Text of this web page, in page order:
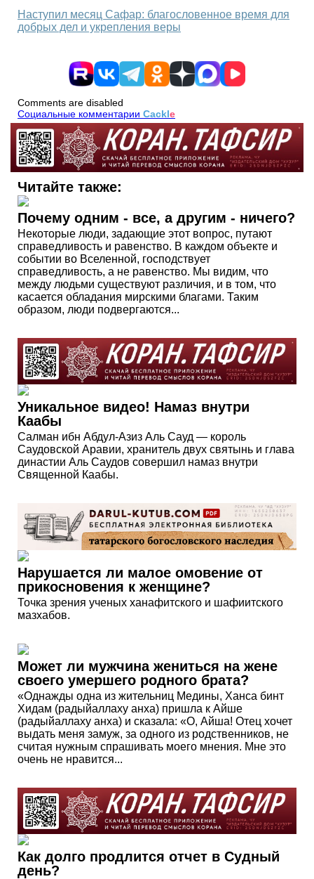
Наступил месяц Сафар: благословенное время для
добрых дел и укрепления веры
Comments are disabled
Социальные комментарии Cackle
Читайте также:
Почему одним - все, а другим - ничего?
Некоторые люди, задающие этот вопрос, путают
справедливость и равенство. В каждом объекте и
событии во Вселенной, господствует
справедливость, а не равенство. Мы видим, что
между людьми существуют различия, и в том, что
касается обладания мирскими благами. Таким
образом, люди подвергаются...
Уникальное видео! Намаз внутри
Каабы
Салман ибн Абдул-Азиз Аль Сауд — король
Саудовской Аравии, хранитель двух святынь и глава
династии Аль Саудов совершил намаз внутри
Священной Каабы.
Нарушается ли малое омовение от
прикосновения к женщине?
Точка зрения ученых ханафитского и шафиитского
мазхабов.
Может ли мужчина жениться на жене
своего умершего родного брата?
«Однажды одна из жительниц Медины, Ханса бинт
Хидам (радыйаллаху анха) пришла к Айше
(радыйаллаху анха) и сказала: «О, Айша! Отец хочет
выдать меня замуж, за одного из родственников, не
считая нужным спрашивать моего мнения. Мне это
очень не нравится...
Как долго продлится отчет в Судный
день?